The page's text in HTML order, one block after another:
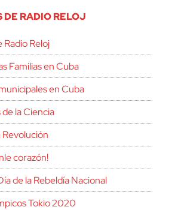
DE RADIO RELOJ
Reloj
Familias en Cuba
en Cuba
la Ciencia
corazón!
de la Rebeldía Nacional
Tokio 2020